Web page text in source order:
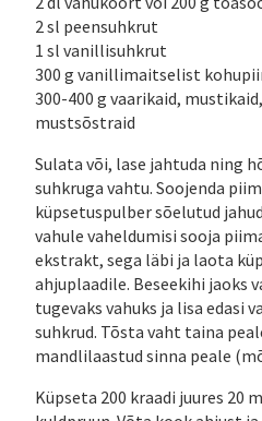
2 sl peensuhkrut
1 sl vanillisuhkrut
300 g vanillimaitselist
300-400 g vaarikaid,
mustsõstraid
Sulata või, lase jahtuda ning
suhkruga vahtu. Soojenda
küpsetuspulber sõelutud
vahule vaheldumisi sooja
ekstrakt, sega läbi ja laota
ahjuplaadile. Beseekihi jaoks
tugevaks vahuks ja lisa edasi
suhkrud. Tõsta vaht taina
mandlilaastud sinna peale
Küpseta 200 kraadi juures 20